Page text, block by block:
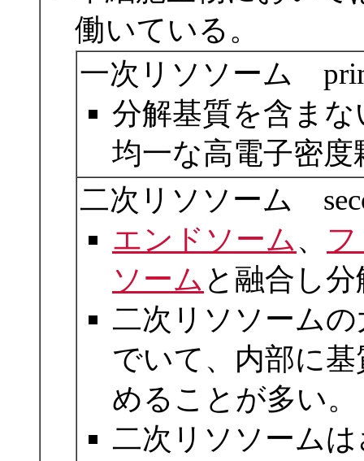
働いている。
一次リソソーム
分解基質を含ま
均一な高電子密
二次リソソーム
エンドソーム、
ソーム と融合し
二次リソソーム
でいて、内部に
めることが多い。
二次リソソーム